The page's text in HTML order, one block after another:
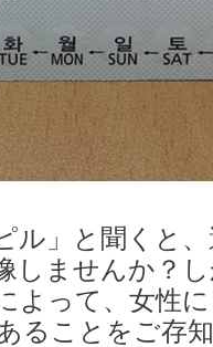
ル」と聞くと
しませんか？
よって、女性
ることをご存